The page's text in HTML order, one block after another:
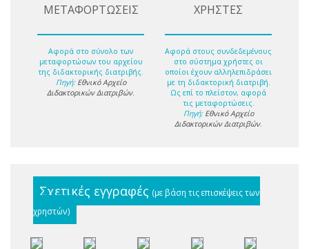
ΜΕΤΑΦΟΡΤΩΣΕΙΣ
Αφορά στο σύνολο των
μεταφορτώσων του αρχείου
της διδακτορικής διατριβής.
Πηγή: Εθνικό Αρχείο
Διδακτορικών Διατριβών.
ΧΡΗΣΤΕΣ
Αφορά στους συνδεδεμένους
στο σύστημα χρήστες οι
οποίοι έχουν αλληλεπιδράσει
με τη διδακτορική διατριβή.
Ως επί το πλείστον, αφορά
τις μεταφορτώσεις.
Πηγή: Εθνικό Αρχείο
Διδακτορικών Διατριβών.
Σχετικές εγγραφές (με βάση τις επισκέψεις των
χρηστών)